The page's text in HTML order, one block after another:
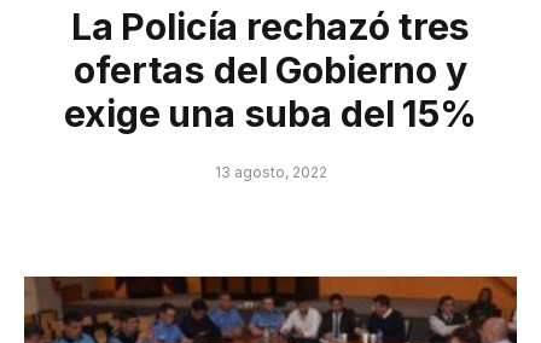
La Policía rechazó tres
ofertas del Gobierno y
exige una suba del 15%
13 agosto, 2022